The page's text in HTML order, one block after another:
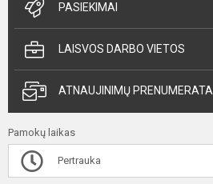
PASIEKIMAI
LAISVOS DARBO VIETOS
ATNAUJINIMŲ PRENUMERATA
Pamokų laikas
Pertrauka